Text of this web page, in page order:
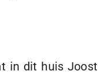
in dit huis Joost